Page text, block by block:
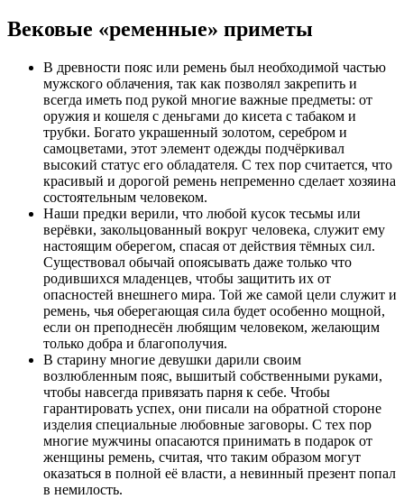
Вековые «ременные» приметы
В древности пояс или ремень был необходимой частью
мужского облачения, так как позволял закрепить и
всегда иметь под рукой многие важные предметы: от
оружия и кошеля с деньгами до кисета с табаком и
трубки. Богато украшенный золотом, серебром и
самоцветами, этот элемент одежды подчёркивал
высокий статус его обладателя. С тех пор считается, что
красивый и дорогой ремень непременно сделает хозяина
состоятельным человеком.
Наши предки верили, что любой кусок тесьмы или
верёвки, закольцованный вокруг человека, служит ему
настоящим оберегом, спасая от действия тёмных сил.
Существовал обычай опоясывать даже только что
родившихся младенцев, чтобы защитить их от
опасностей внешнего мира. Той же самой цели служит и
ремень, чья оберегающая сила будет особенно мощной,
если он преподнесён любящим человеком, желающим
только добра и благополучия.
В старину многие девушки дарили своим
возлюбленным пояс, вышитый собственными руками,
чтобы навсегда привязать парня к себе. Чтобы
гарантировать успех, они писали на обратной стороне
изделия специальные любовные заговоры. С тех пор
многие мужчины опасаются принимать в подарок от
женщины ремень, считая, что таким образом могут
оказаться в полной её власти, а невинный презент попал
в немилость.